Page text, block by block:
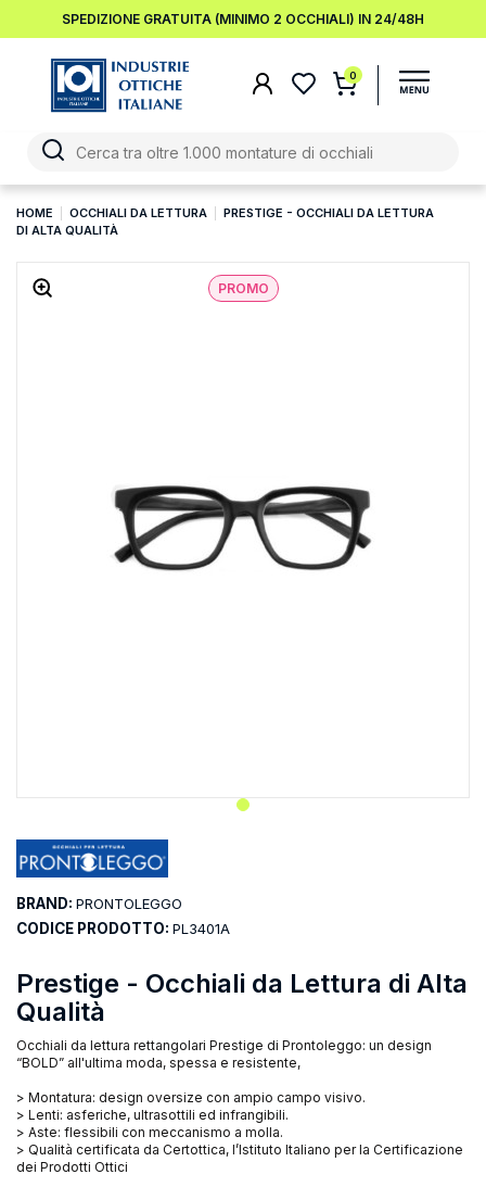
SPEDIZIONE GRATUITA (MINIMO 2 OCCHIALI) IN 24/48H
0
HOME OCCHIALI DA LETTURA
PRESTIGE - OCCHIALI DA LETTURA
DI ALTA QUALITÀ
PROMO
Prestige - Occhiali da Lettura di Alta
Qualità
Occhiali da lettura rettangolari Prestige di Prontoleggo: un design
“BOLD” all'ultima moda, spessa e resistente,
> Montatura: design oversize con ampio campo visivo.
> Lenti: asferiche, ultrasottili ed infrangibili.
> Aste: flessibili con meccanismo a molla.
> Qualità certificata da Certottica, l’Istituto Italiano per la Certificazione
dei Prodotti Ottici
BRAND: PRONTOLEGGO
CODICE PRODOTTO: PL3401A